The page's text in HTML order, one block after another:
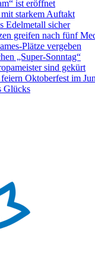
ist eröffnet
starkem Auftakt
Edelmetall sicher
greifen nach fünf
Plätze vergeben
„Super-Sonntag“
sind gekürt
Oktoberfest im
Glücks